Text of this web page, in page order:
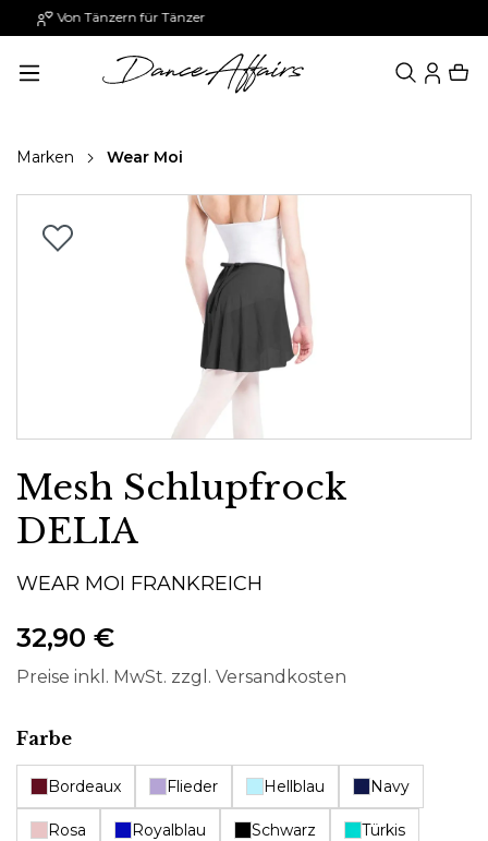
springen Paypal: 30 Tage später zahlen
Marken Wear Moi
Bildergalerie überspringen
Mesh Schlupfrock
DELIA
WEAR MOI FRANKREICH
32,90 €
Preise inkl. MwSt. zzgl. Versandkosten
Farbeauswählen
Bordeaux Flieder Hellblau Navy
Rosa Royalblau Schwarz Türkis